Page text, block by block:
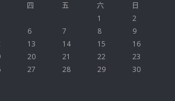
四 五 六
日
1
2
6 7 8
9
13 14 15
16
20 21 22
23
27 28 29
30